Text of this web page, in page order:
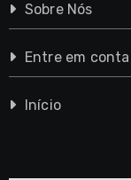
Sobre Nós
Entre em
Início